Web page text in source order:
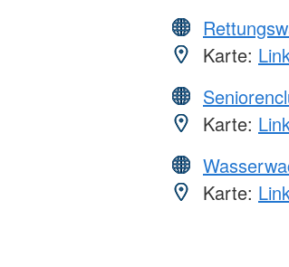
Karte:
Karte:
Karte: